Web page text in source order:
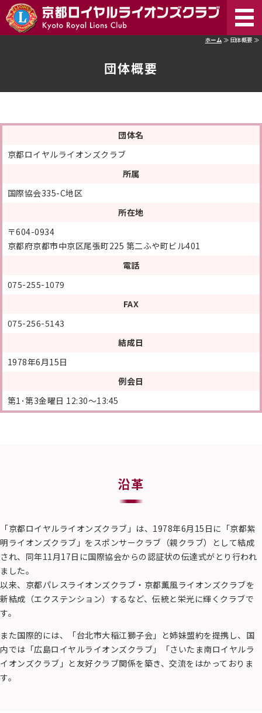
京
ホーム
活動内容
入会案内
お問い合わせ
ホーム ≫ 団体概要 ≫
団体概要
団体名
京都ロイヤルライオンズクラブ
所属
国際協会335-C地区
所在地
〒604-0934
京都府京都市中京区尾張町225 第二ふや町ビル401
電話
075-255-1079
FAX
075-256-5143
結成日
1978年6月15日
例会日
第1･第3金曜日 12:30～13:45
沿革
「京都ロイヤルライオンズクラブ」は、1978年6月15日に「京都紫
明ライオンズクラブ」をスポンサークラブ（親クラブ）として結成
され、同年11月17日に国際協会からの認証状の伝達式がとり行われ
ました。
以来、京都パレスライオンズクラブ・京都薫風ライオンズクラブを
新結成（エクステンション）するなど、伝統と栄光に輝くクラブで
す。
また国際的には、「台北市大稲江獅子会」と姉妹盟約を提携し、国
内では「広島ロイヤルライオンズクラブ」「さいたま南ロイヤルラ
イオンズクラブ」と友好クラブ関係を築き、交流をはかっておりま
す。